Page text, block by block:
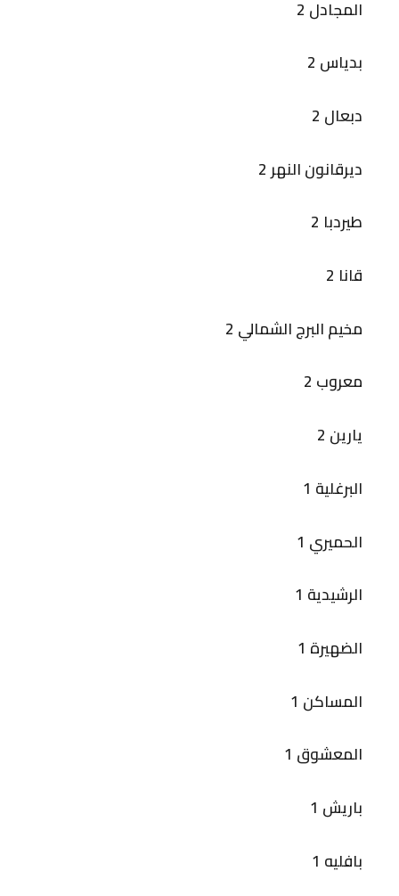
المجادل 2
بدياس 2
دبعال 2
ديرقانون النهر 2
طيردبا 2
قانا 2
مخيم البرج الشمالي 2
معروب 2
يارين 2
البرغلية 1
الحميري 1
الرشيدية 1
الضهيرة 1
المساكن 1
المعشوق 1
باريش 1
بافليه 1